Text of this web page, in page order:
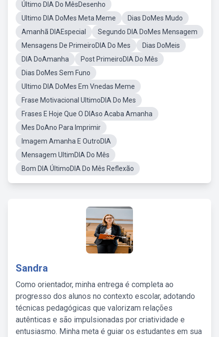
Último DIA Do MêsDesenho
Ultimo DIA DoMes Meta Meme
Dias DoMes Mudo
Amanhã DIAEspecial
Segundo DIA DoMes Mensagem
Mensagens De PrimeiroDIA Do Mes
Dias DoMeis
DIA DoAmanha
Post PrimeiroDIA Do Mês
Dias DoMes Sem Funo
Ultimo DIA DoMes Em Vnedas Meme
Frase Motivacional UltimoDIA Do Mes
Frases E Hoje Que O DIAso Acaba Amanha
Mes DoAno Para Imprimir
Imagem Amanha E OutroDIA
Mensagem UltimDIA Do Mês
Bom DIA ÚltimoDIA Do Mês Reflexão
Sandra
Como orientador, minha entrega é completa ao
progresso dos alunos no contexto escolar, adotando
técnicas pedagógicas que valorizam relações
autênticas e são impulsionadas por criatividade e
entusiasmo. Minha meta é guiar os estudantes em sua